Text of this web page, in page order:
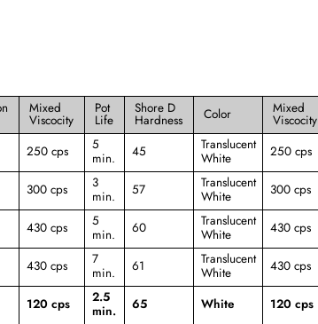
Mixed
Viscocity
Pot
Life
Shore D
Hardness Color Mixed
Viscocity
250 cps
5
min.
45
Translucent
White
250 cps
300 cps
3
min.
57
Translucent
White
300 cps
430 cps
5
min.
60
Translucent
White
430 cps
430 cps
7
min.
61
Translucent
White
430 cps
120 cps
2.5
min.
65 White 120 cps